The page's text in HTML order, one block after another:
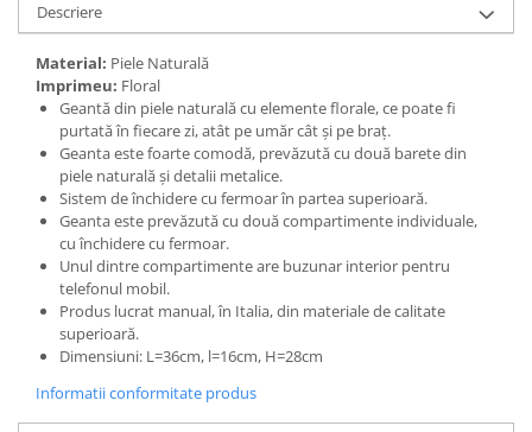
Descriere
Material: Piele Naturală
Imprimeu: Floral
Geantă din piele naturală cu elemente florale, ce poate fi
purtată în fiecare zi, atât pe umăr cât și pe braț.
Geanta este foarte comodă, prevăzută cu două barete din
piele naturală și detalii metalice.
Sistem de închidere cu fermoar în partea superioară.
Geanta este prevăzută cu două compartimente individuale,
cu închidere cu fermoar.
Unul dintre compartimente are buzunar interior pentru
telefonul mobil.
Produs lucrat manual, în Italia, din materiale de calitate
superioară.
Dimensiuni: L=36cm, l=16cm, H=28cm
Informatii conformitate produs